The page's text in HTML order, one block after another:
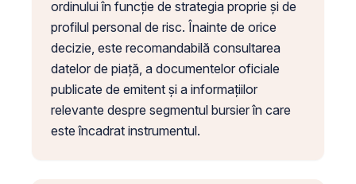
ordinului în funcție de strategia proprie și de
profilul personal de risc. Înainte de orice
decizie, este recomandabilă consultarea
datelor de piață, a documentelor oficiale
publicate de emitent și a informațiilor
relevante despre segmentul bursier în care
este încadrat instrumentul.